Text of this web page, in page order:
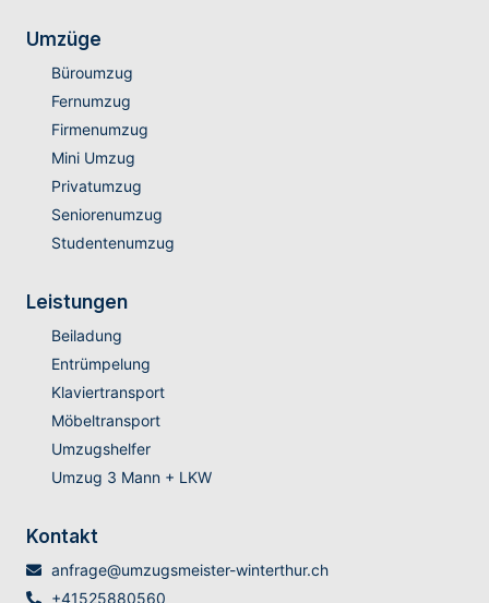
Umzüge
Büroumzug
Fernumzug
Firmenumzug
Mini Umzug
Privatumzug
Seniorenumzug
Studentenumzug
Leistungen
Beiladung
Entrümpelung
Klaviertransport
Möbeltransport
Umzugshelfer
Umzug 3 Mann + LKW
Kontakt
anfrage@umzugsmeister-winterthur.ch
+41525880560